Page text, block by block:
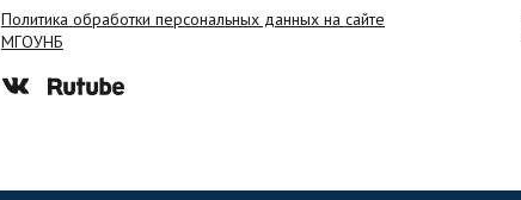
Политика обработки персональных данных на сайте
МГОУНБ